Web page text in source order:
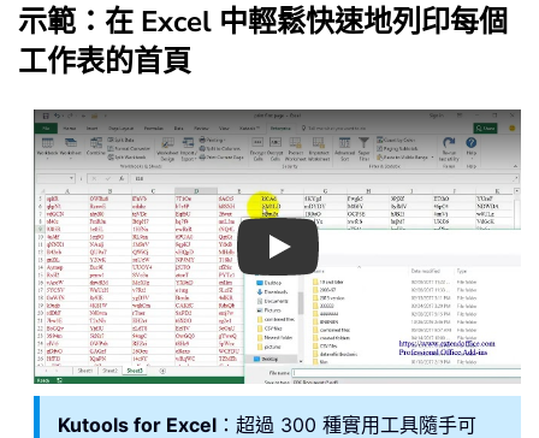
示範：在 Excel 中輕鬆快速地列印每個
工作表的首頁
Play
Kutools for Excel ：超過 300 種實用工具隨手可